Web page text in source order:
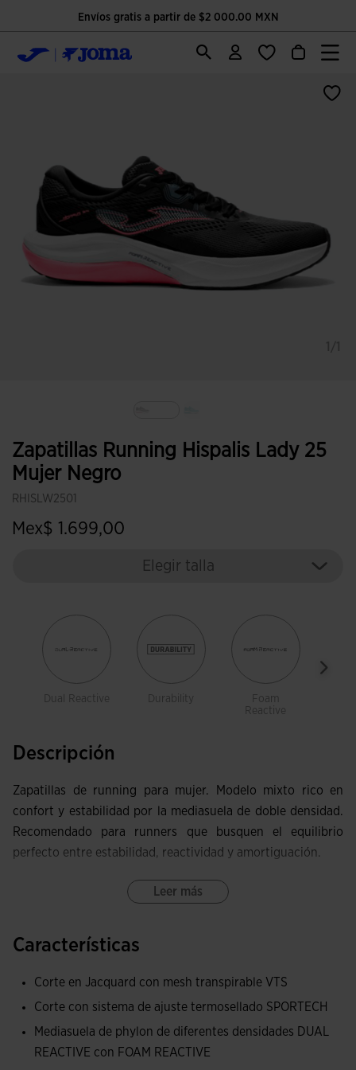
Envíos gratis a partir de $2 000.00 MXN
Zapatillas Running Hispalis Lady 25
Mujer Negro
RHISLW2501
Mex$ 1.699,00
Elegir talla
Dual Reactive Durability
Foam
Reactive
Descripción
Zapatillas de running para mujer. Modelo mixto rico en
confort y estabilidad por la mediasuela de doble densidad.
Recomendado para runners que busquen el equilibrio
perfecto entre estabilidad, reactividad y amortiguación.
Upper elaborado con mesh acabado en Jacquard, muy
del aire dentro de las zapatillas. La tecnología avanzada
reduciendo la acumulación de calor dentro de la zapatilla.
Asegura que el pie se mantenga fresco y cómodo durante
todo tu entrenamiento o competición.
Leer más
Características
Corte en Jacquard con mesh transpirable VTS
Corte con sistema de ajuste termosellado SPORTECH
Mediasuela de phylon de diferentes densidades DUAL
REACTIVE con FOAM REACTIVE